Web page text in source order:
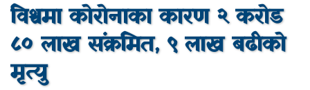
विश्वमा कोरोनाका कारण २ करोड
८० लाख संक्रमित, ९ लाख बढीको
मृत्यु